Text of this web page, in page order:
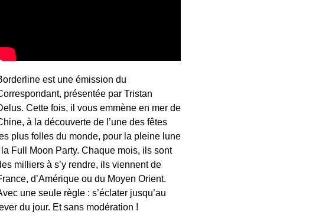
est une émission du
présentée par Tristan
Cette fois, il vous emmène en mer de
à la découverte de l’une des fêtes
plus folles du monde, pour la pleine lune
la Full Moon Party. Chaque mois, ils sont
milliers à s’y rendre, ils viennent de
d’Amérique ou du Moyen Orient.
une seule règle : s’éclater jusqu’au
du jour. Et sans modération !